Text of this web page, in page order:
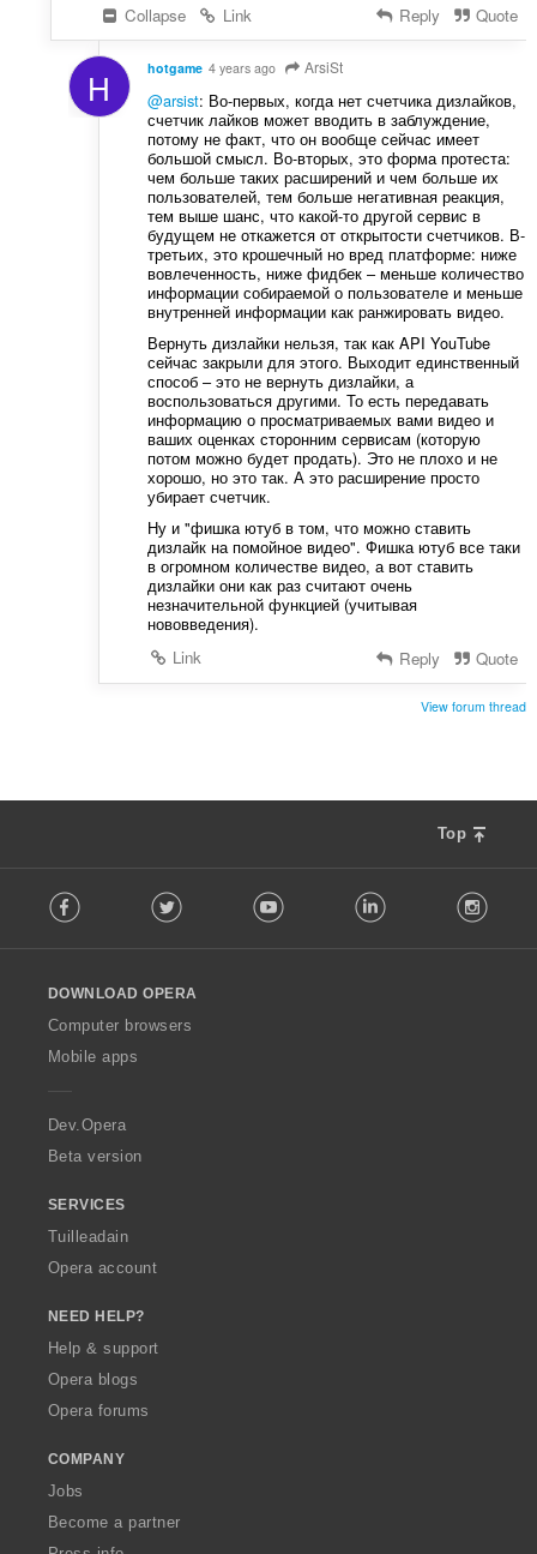
Collapse
Link Reply Quote
H hotgame 4 years ago ArsiSt
@arsist: Во-первых, когда нет счетчика дизлайков,
счетчик лайков может вводить в заблуждение,
потому не факт, что он вообще сейчас имеет
большой смысл. Во-вторых, это форма протеста:
чем больше таких расширений и чем больше их
пользователей, тем больше негативная реакция,
тем выше шанс, что какой-то другой сервис в
будущем не откажется от открытости счетчиков. В-
третьих, это крошечный но вред платформе: ниже
вовлеченность, ниже фидбек – меньше количество
информации собираемой о пользователе и меньше
внутренней информации как ранжировать видео.
Вернуть дизлайки нельзя, так как API YouTube
сейчас закрыли для этого. Выходит единственный
способ – это не вернуть дизлайки, а
воспользоваться другими. То есть передавать
информацию о просматриваемых вами видео и
ваших оценках сторонним сервисам (которую
потом можно будет продать). Это не плохо и не
хорошо, но это так. А это расширение просто
убирает счетчик.
Ну и "фишка ютуб в том, что можно ставить
дизлайк на помойное видео". Фишка ютуб все таки
в огромном количестве видео, а вот ставить
дизлайки они как раз считают очень
незначительной функцией (учитывая
нововведения).
Link
Reply Quote
View forum thread
Top
o
w
O
p
a
Facebook Twitter Youtube LinkedIn
DOWNLOAD OPERA
Computer browsers
Mobile apps
Dev.Opera
Beta version
SERVICES
Tuilleadain
Opera account
NEED HELP?
Help & support
Opera blogs
Opera forums
COMPANY
Jobs
Become a partner